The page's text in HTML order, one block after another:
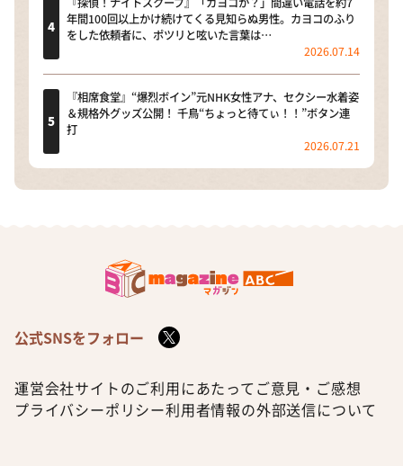
年間100回以上かけ続けてくる見知らぬ男性。カヨコのふり
をした依頼者に、ポツリと呟いた言葉は…
2026.07.14
『相席食堂』“爆烈ボイン”元NHK女性アナ、セクシー水着姿
＆規格外グッズ公開！ 千鳥“ちょっと待てぃ！！”ボタン連
打
2026.07.21
公式SNSをフォロー
運営会社サイトのご利用にあたって ご意見・ご感想
プライバシーポリシー利用者情報の外部送信について